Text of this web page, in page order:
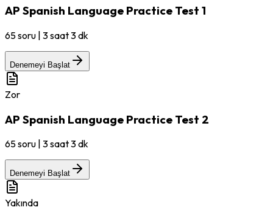
AP Spanish Language Practice Test 1
65soru | 3 saat 3 dk
Denemeyi Başlat
Zor
AP Spanish Language Practice Test 2
65soru 3 saat 3 dk
Denemeyi Başlat
Yakında